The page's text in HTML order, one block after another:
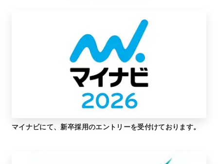
マイナビにて、新卒採用のエントリーを受付けております。